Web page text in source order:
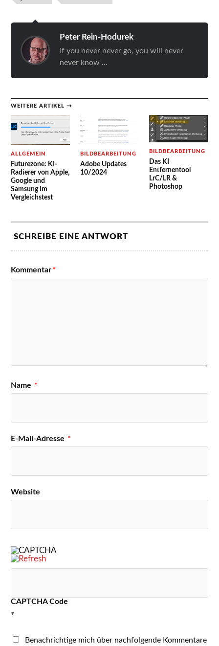
Peter Rein-Hodurek
If you never never go, you will never
never know ...
WEITERE ARTIKEL →
ALLGEMEIN
Futurezone: KI-
Radierer von Apple,
Google und
Samsung im
Vergleichstest
BILDBEARBEITUNG
Adobe Updates
10/2024
BILDBEARBEITUNG
Das KI
Entfernentool
LrC/LR &
Photoshop
SCHREIBE EINE ANTWORT
Kommentar*
Name *
E-Mail-Adresse *
Website
CAPTCHA Code
*
Benachrichtige mich über nachfolgende Kommentare